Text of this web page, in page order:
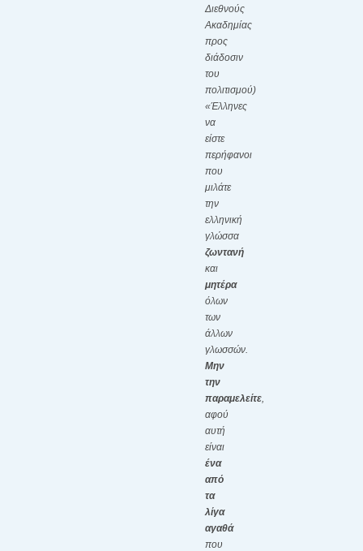
Διεθνούς
Ακαδημίας
προς
διάδοσιν
του
πολιτισμού)
«Έλληνες
να
είστε
περήφανοι
που
μιλάτε
την
ελληνική
γλώσσα
ζωντανή
και
μητέρα
όλων
των
άλλων
γλωσσών.
Μην
την
παραμελείτε,
αφού
αυτή
είναι
ένα
από
τα
λίγα
αγαθά
που